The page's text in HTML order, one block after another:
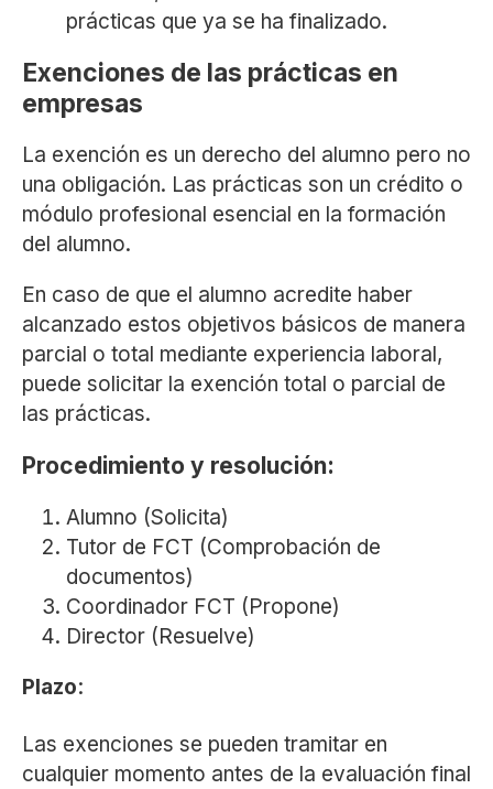
prácticas que ya se ha finalizado.
Exenciones de las prácticas en
empresas
La exención es un derecho del alumno pero no
una obligación. Las prácticas son un crédito o
módulo profesional esencial en la formación
del alumno.
En caso de que el alumno acredite haber
alcanzado estos objetivos básicos de manera
parcial o total mediante experiencia laboral,
puede solicitar la exención total o parcial de
las prácticas.
Procedimiento y resolución:
Alumno (Solicita)
Tutor de FCT (Comprobación de
documentos)
Coordinador FCT (Propone)
Director (Resuelve)
Plazo:
Las exenciones se pueden tramitar en
cualquier momento antes de la evaluación final